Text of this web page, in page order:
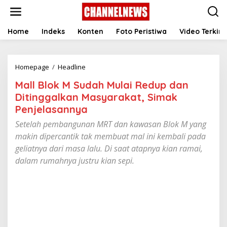
t
Home Indeks Konten Foto Peristiwa Video Terkini
Homepage / Headline
l
l
B
l
o
M
S
u
Mall Blok M Sudah Mulai Redup dan
Ditinggalkan Masyarakat, Simak
Penjelasannya
Setelah pembangunan MRT dan kawasan Blok M yang
makin dipercantik tak membuat mal ini kembali pada
geliatnya dari masa lalu. Di saat atapnya kian ramai,
dalam rumahnya justru kian sepi.